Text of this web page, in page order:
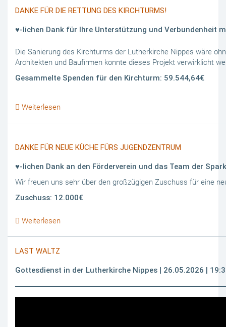
DANKE FÜR DIE RETTUNG DES KIRCHTURMS!
♥️-lichen Dank für Ihre Unterstützung und Verbundenheit
Die Sanierung des Kirchturms der Lutherkirche Nippes wäre
Architekten und Baufirmen konnte dieses Projekt verwirklicht
Gesammelte Spenden für den Kirchturm: 59.544,64€
Weiterlesen
DANKE FÜR NEUE KÜCHE FÜRS JUGENDZENTRUM
♥️-lichen Dank an den Förderverein und das Team der
Wir freuen uns sehr über den großzügigen Zuschuss für eine
Zuschuss: 12.000€
Weiterlesen
LAST WALTZ
Gottesdienst in der Lutherkirche Nippes | 26.05.2026 |